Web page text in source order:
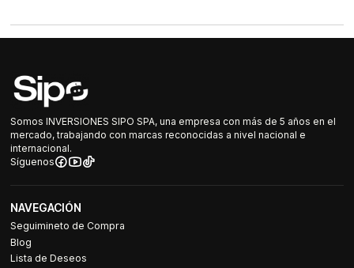
Somos INVERSIONES SIPO SPA, una empresa con más de 5 años en el
mercado, trabajando con marcas reconocidas a nivel nacional e
internacional.
Síguenos
NAVEGACIÓN
Seguimineto de Compra
Blog
Lista de Deseos